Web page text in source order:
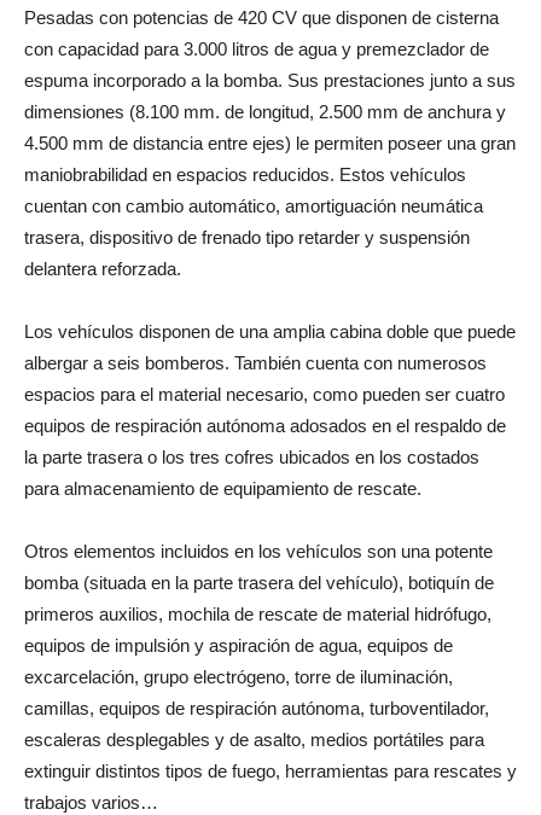
Pesadas con potencias de 420 CV que disponen de cisterna
con capacidad para 3.000 litros de agua y premezclador de
espuma incorporado a la bomba. Sus prestaciones junto a sus
dimensiones (8.100 mm. de longitud, 2.500 mm de anchura y
4.500 mm de distancia entre ejes) le permiten poseer una gran
maniobrabilidad en espacios reducidos. Estos vehículos
cuentan con cambio automático, amortiguación neumática
trasera, dispositivo de frenado tipo retarder y suspensión
delantera reforzada.
Los vehículos disponen de una amplia cabina doble que puede
albergar a seis bomberos. También cuenta con numerosos
espacios para el material necesario, como pueden ser cuatro
equipos de respiración autónoma adosados en el respaldo de
la parte trasera o los tres cofres ubicados en los costados
para almacenamiento de equipamiento de rescate.
Otros elementos incluidos en los vehículos son una potente
bomba (situada en la parte trasera del vehículo), botiquín de
primeros auxilios, mochila de rescate de material hidrófugo,
equipos de impulsión y aspiración de agua, equipos de
excarcelación, grupo electrógeno, torre de iluminación,
camillas, equipos de respiración autónoma, turboventilador,
escaleras desplegables y de asalto, medios portátiles para
extinguir distintos tipos de fuego, herramientas para rescates y
trabajos varios…